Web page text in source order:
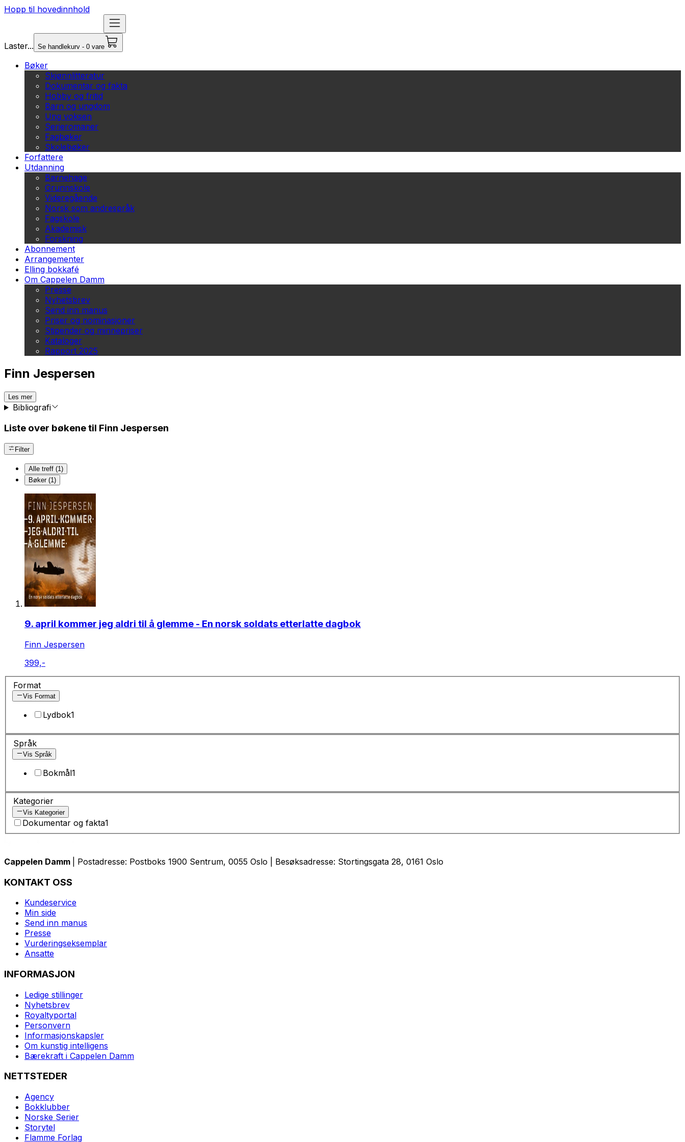
Hopp til hovedinnhold
Laster... Se handlekurv - 0 vare
Bøker
Skjønnlitteratur
Dokumentar og fakta
Hobby og fritid
Barn og ungdom
Ung voksen
Serieromaner
Fagbøker
Skolebøker
Forfattere
Utdanning
Barnehage
Grunnskole
Videregående
Norsk som andrespråk
Fagskole
Akademisk
Forskning
Abonnement
Arrangementer
Elling bokkafé
Om Cappelen Damm
Presse
Nyhetsbrev
Send inn manus
Priser og nominasjoner
Stipender og minnepriser
Kataloger
Rapport 2025
Finn Jespersen
Les mer
Bibliografi
Liste over bøkene til Finn Jespersen
Filter
Alle treff (1)
Bøker (1)
9. april kommer jeg aldri til å glemme - En norsk soldats etterlatte dagbok
Finn Jespersen
399,-
Format
Vis Format
Lydbok1
Språk
Vis Språk
Bokmål1
Kategorier
Vis Kategorier
Dokumentar og fakta1
Cappelen Damm | Postadresse: Postboks 1900 Sentrum, 0055 Oslo | Besøksadresse: Stortingsgata 28, 0161 Oslo
KONTAKT OSS
Kundeservice
Min side
Send inn manus
Presse
Vurderingseksemplar
Ansatte
INFORMASJON
Ledige stillinger
Nyhetsbrev
Royaltyportal
Personvern
Informasjonskapsler
Om kunstig intelligens
Bærekraft i Cappelen Damm
NETTSTEDER
Agency
Bokklubber
Norske Serier
Storytel
Flamme Forlag